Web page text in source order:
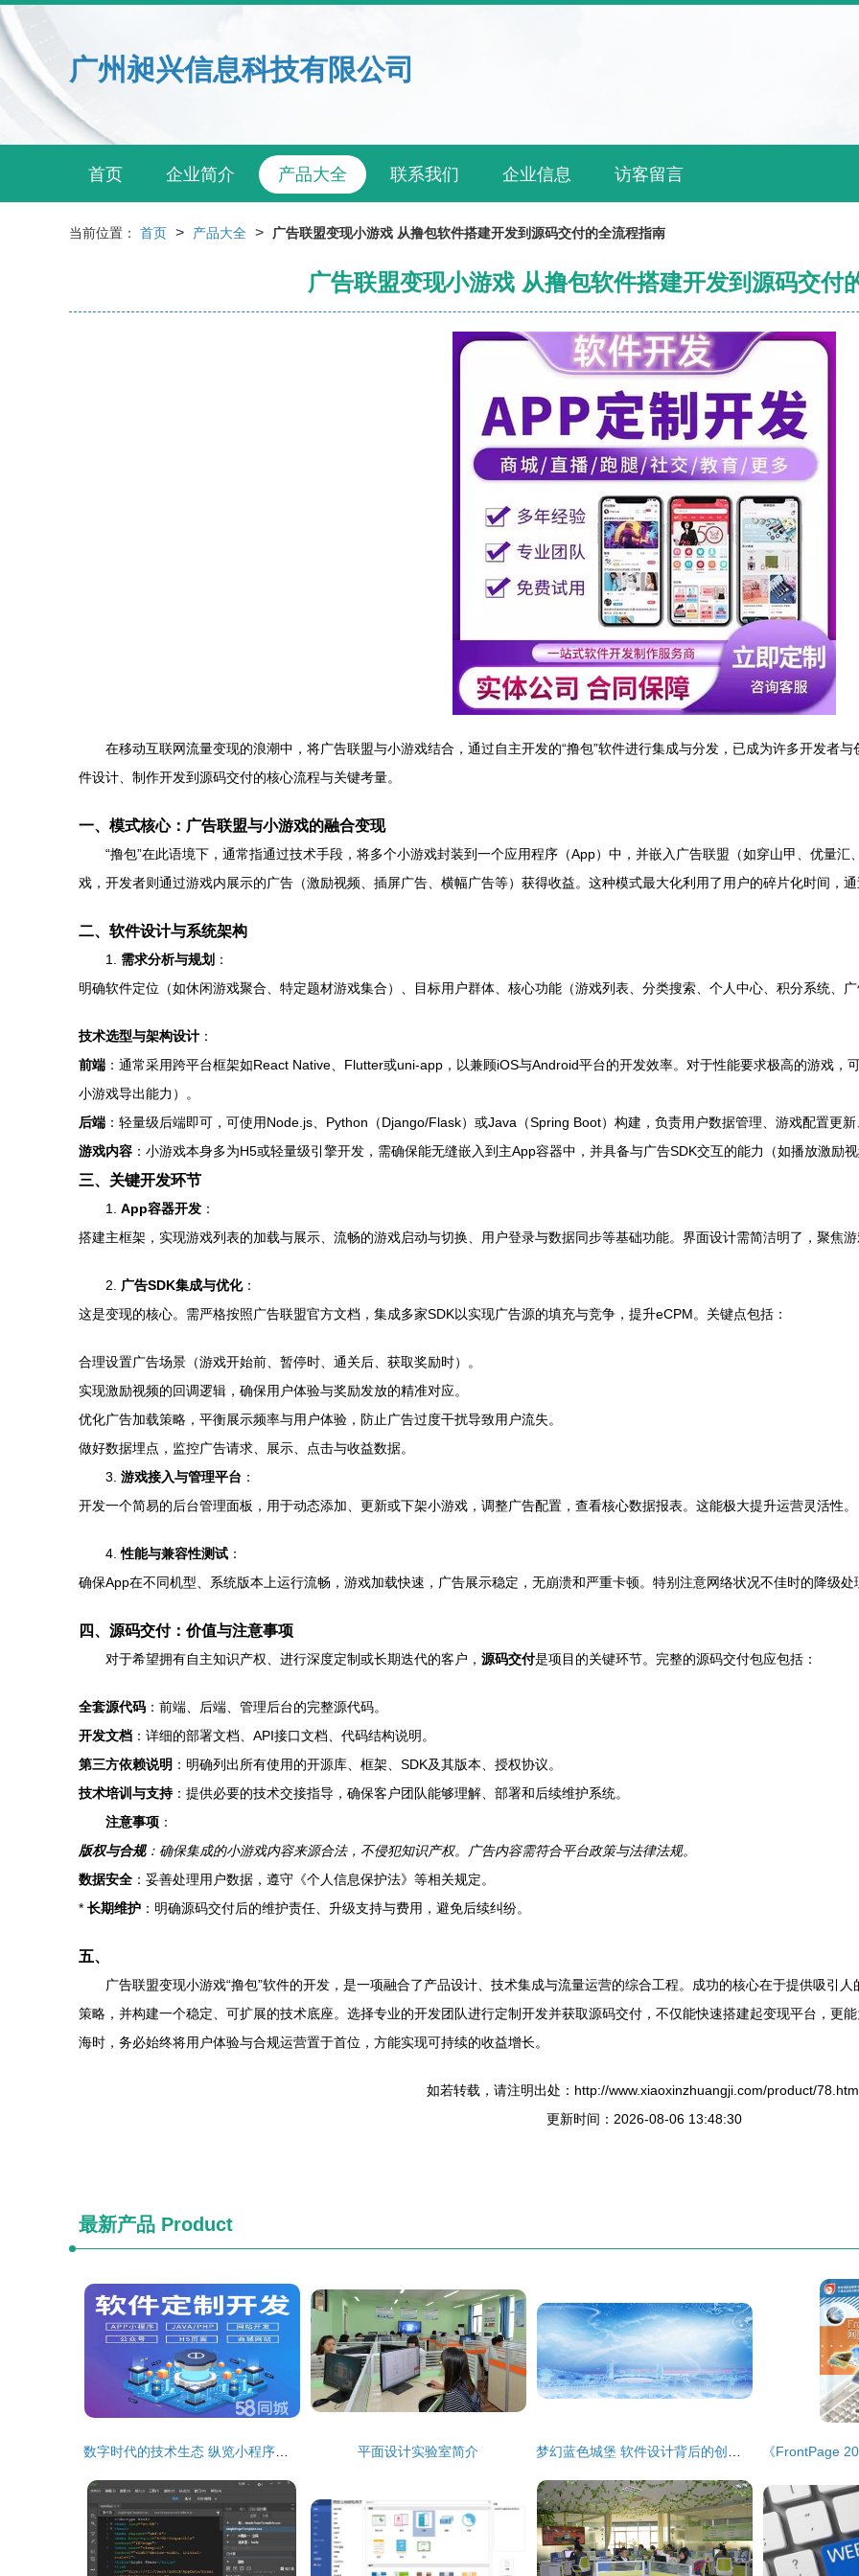
广州昶兴信息科技有限公司
首页 企业简介 产品大全 联系我们 企业信息 访客留言
当前位置： 首页 > 产品大全 > 广告联盟变现小游戏 从撸包软件搭建开发到源码交付的全流程指南
广告联盟变现小游戏 从撸包软件搭建开发到源码交付
在移动互联网流量变现的浪潮中，将广告联盟与小游戏结合，通过自主开发的“撸包”软件进行集成与分发，已成为许多开发者
件设计、制作开发到源码交付的核心流程与关键考量。
一、模式核心：广告联盟与小游戏的融合变现
“撸包”在此语境下，通常指通过技术手段，将多个小游戏封装到一个应用程序（App）中，并嵌入广告联盟（如穿山甲、优量
戏，开发者则通过游戏内展示的广告（激励视频、插屏广告、横幅广告等）获得收益。这种模式最大化利用了用户的碎片化时间，
二、软件设计与系统架构
1. 需求分析与规划 ：
明确软件定位（如休闲游戏聚合、特定题材游戏集合）、目标用户群体、核心功能（游戏列表、分类搜索、个人中心、积分系统、
技术选型与架构设计 ：
前端 ：通常采用跨平台框架如React Native、Flutter或uni-app，以兼顾iOS与Android平台的开发效率。对于性能要求极高的游戏
小游戏导出能力）。
后端 ：轻量级后端即可，可使用Node.js、Python（Django/Flask）或Java（Spring Boot）构建，负责用户数据管理、游戏配置更
游戏内容 ：小游戏本身多为H5或轻量级引擎开发，需确保能无缝嵌入到主App容器中，并具备与广告SDK交互的能力（如播放激励
三、关键开发环节
1. App容器开发 ：
搭建主框架，实现游戏列表的加载与展示、流畅的游戏启动与切换、用户登录与数据同步等基础功能。界面设计需简洁明了，聚焦
2. 广告SDK集成与优化：
这是变现的核心。需严格按照广告联盟官方文档，集成多家SDK以实现广告源的填充与竞争，提升eCPM。关键点包括：
合理设置广告场景（游戏开始前、暂停时、通关后、获取奖励时）。
实现激励视频的回调逻辑，确保用户体验与奖励发放的精准对应。
优化广告加载策略，平衡展示频率与用户体验，防止广告过度干扰导致用户流失。
做好数据埋点，监控广告请求、展示、点击与收益数据。
3. 游戏接入与管理平台 ：
开发一个简易的后台管理面板，用于动态添加、更新或下架小游戏，调整广告配置，查看核心数据报表。这能极大提升运营灵活性。
4.性能与兼容性测试 ：
确保App在不同机型、系统版本上运行流畅，游戏加载快速，广告展示稳定，无崩溃和严重卡顿。特别注意网络状况不佳时的降级处
四、源码交付：价值与注意事项
对于希望拥有自主知识产权、进行深度定制或长期迭代的客户， 源码交付是项目的关键环节。完整的源码交付包应包括：
全套源代码 ：前端、后端、管理后台的完整源代码。
开发文档 ：详细的部署文档、API接口文档、代码结构说明。
第三方依赖说明 ：明确列出所有使用的开源库、框架、SDK及其版本、授权协议。
技术培训与支持：提供必要的技术交接指导，确保客户团队能够理解、部署和后续维护系统。
注意事项 ：
版权与合规：确保集成的小游戏内容来源合法，不侵犯知识产权。广告内容需符合平台政策与法律法规。
数据安全 ：妥善处理用户数据，遵守《个人信息保护法》等相关规定。
* 长期维护 ：明确源码交付后的维护责任、升级支持与费用，避免后续纠纷。
五、
广告联盟变现小游戏“撸包”软件的开发，是一项融合了产品设计、技术集成与流量运营的综合工程。成功的核心在于提供吸引
策略，并构建一个稳定、可扩展的技术底座。选择专业的开发团队进行定制开发并获取源码交付，不仅能快速搭建起变现平台，更
海时，务必始终将用户体验与合规运营置于首位，方能实现可持续的收益增长。
如若转载，请注明出处：http://www.xiaoxinzhuangji.com/product/
更新时间：2026-08-06 13:48:30
最新产品 Product
平面设计实验室简介